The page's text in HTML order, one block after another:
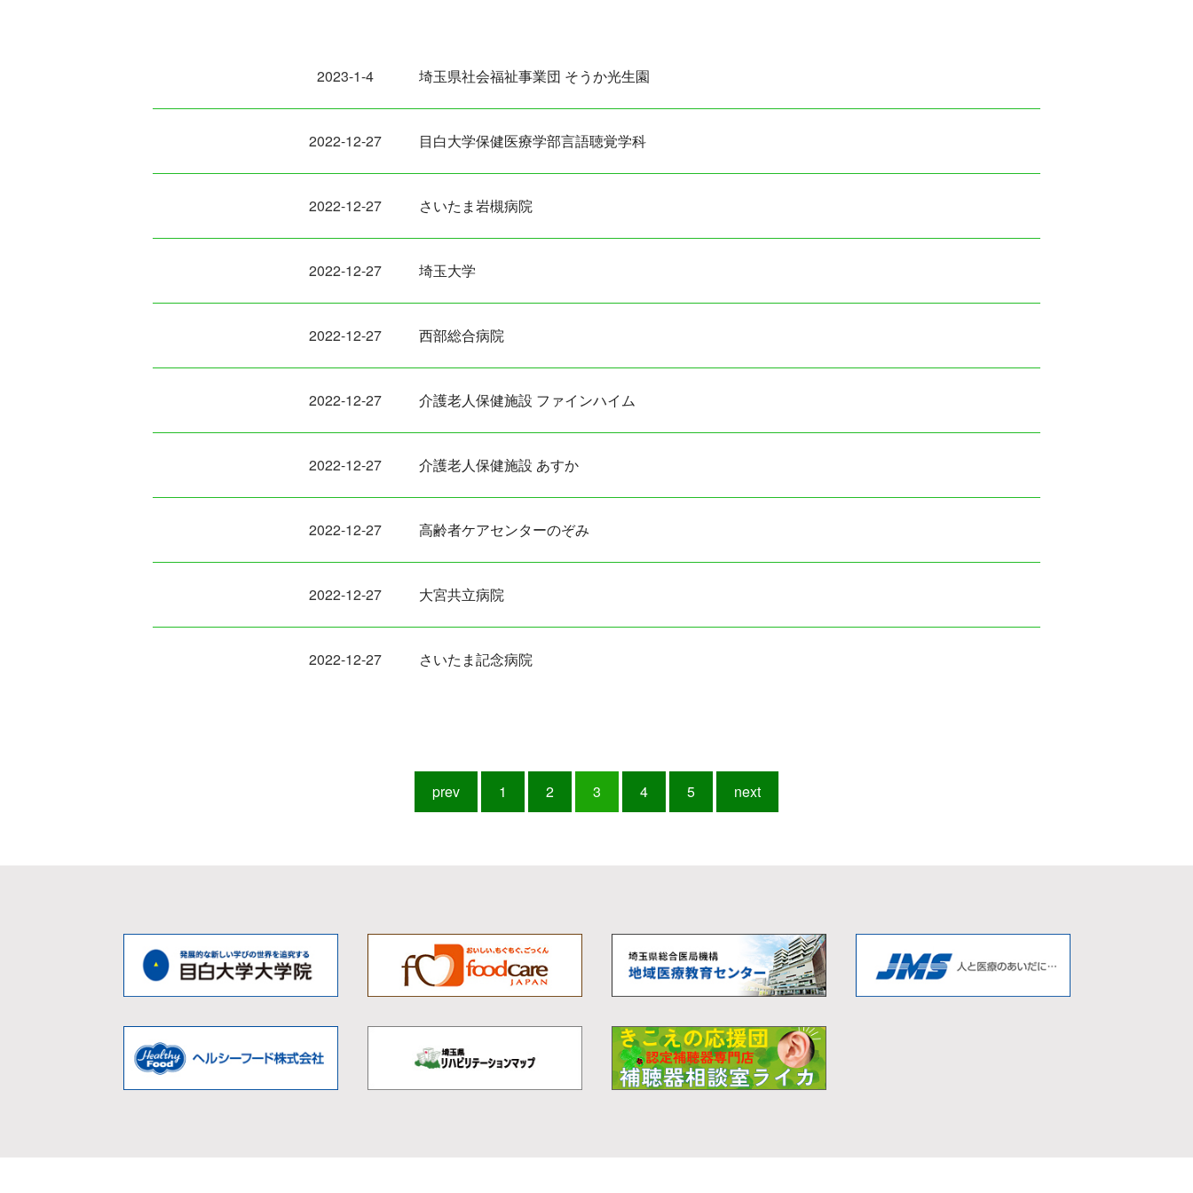
2023-1-4 埼⽟県社会福祉事業団 そうか光⽣園
2022-12-27 ⽬⽩⼤学保健医療学部⾔語聴覚学科
2022-12-27 さいたま岩槻病院
2022-12-27 埼⽟⼤学
2022-12-27 ⻄部総合病院
2022-12-27 介護⽼⼈保健施設 ファインハイム
2022-12-27 介護⽼⼈保健施設 あすか
2022-12-27 ⾼齢者ケアセンターのぞみ
2022-12-27 ⼤宮共立病院
2022-12-27 さいたま記念病院
prev 1 2 3 4 5 next